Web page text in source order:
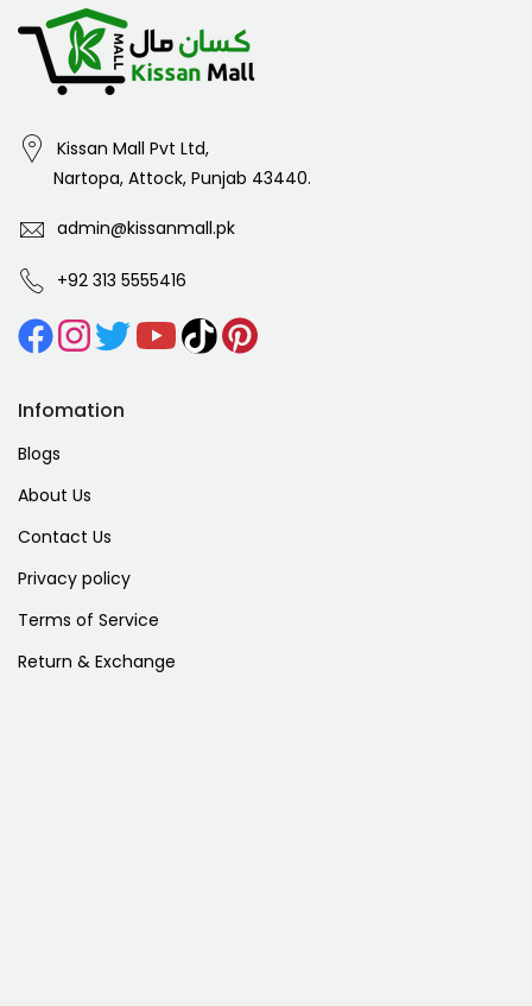
Kissan Mall Pvt Ltd,
Nartopa, Attock, Punjab 43440.
admin@kissanmall.pk
+92 313 5555416
Infomation
Blogs
About Us
Contact Us
Privacy policy
Terms of Service
Return & Exchange